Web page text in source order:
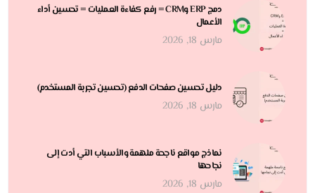
دمج ERP وCRM = رفع كفاءة العمليات = تحسين أداء
الأعمال
مارس 18, 2026
دليل تحسين صفحات الدفع (تحسين تجربة المستخدم)
مارس 18, 2026
نماذج مواقع ناجحة ملهمة والأسباب التي أدت إلى
نجاحها
مارس 18, 2026